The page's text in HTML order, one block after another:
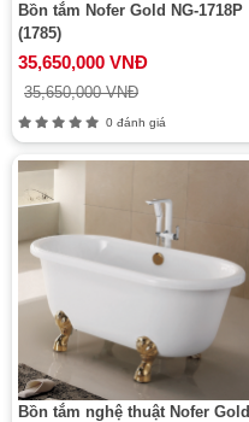
Bồn tắm Nofer Gold NG-1718P
(1785)
35,650,000 VNĐ
35,650,000 VNĐ
0 đánh giá
Bồn tắm nghệ thuật Nofer Gold